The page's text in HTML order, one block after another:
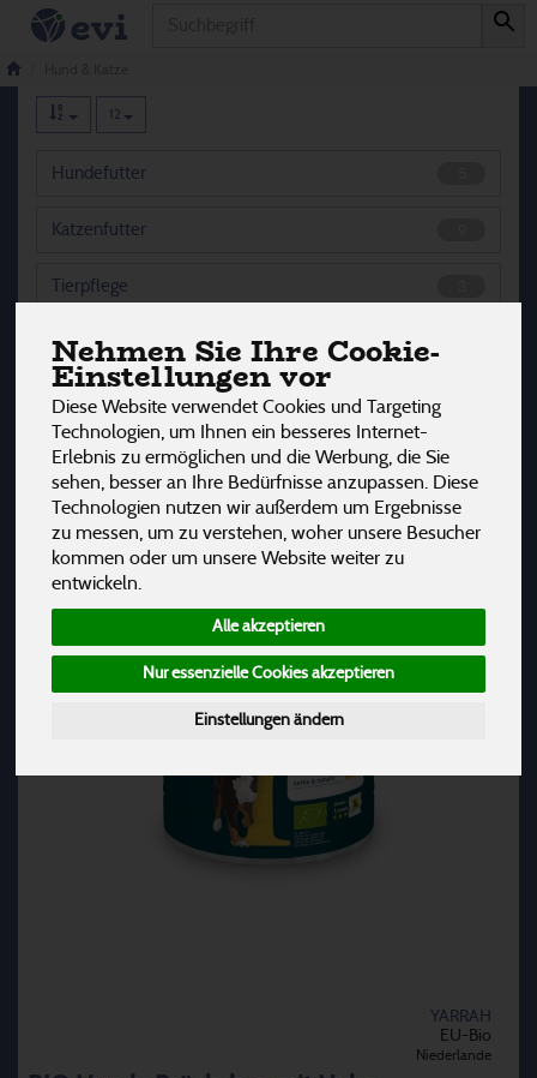
Nehmen Sie Ihre Cookie-
Einstellungen vor
Diese Website verwendet Cookies und Targeting
Technologien, um Ihnen ein besseres Internet-
Erlebnis zu ermöglichen und die Werbung, die Sie
sehen, besser an Ihre Bedürfnisse anzupassen. Diese
Technologien nutzen wir außerdem um Ergebnisse
zu messen, um zu verstehen, woher unsere Besucher
kommen oder um unsere Website weiter zu
entwickeln.
Alle akzeptieren
Nur essenzielle Cookies akzeptieren
Einstellungen ändern
Hund & Katze
12
Hundefutter
Katzenfutter
Tierpflege
Hersteller Allergene
YARRAH
EU-Bio
Niederlande